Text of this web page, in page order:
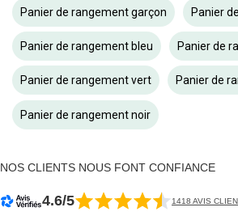
Panier de rangement garçon Panier
Panier de rangement bleu Panier de
Panier de rangement vert Panier de
Panier de rangement noir
NOS CLIENTS NOUS FONT CONFIANCE
4.6/5 1418 AVIS